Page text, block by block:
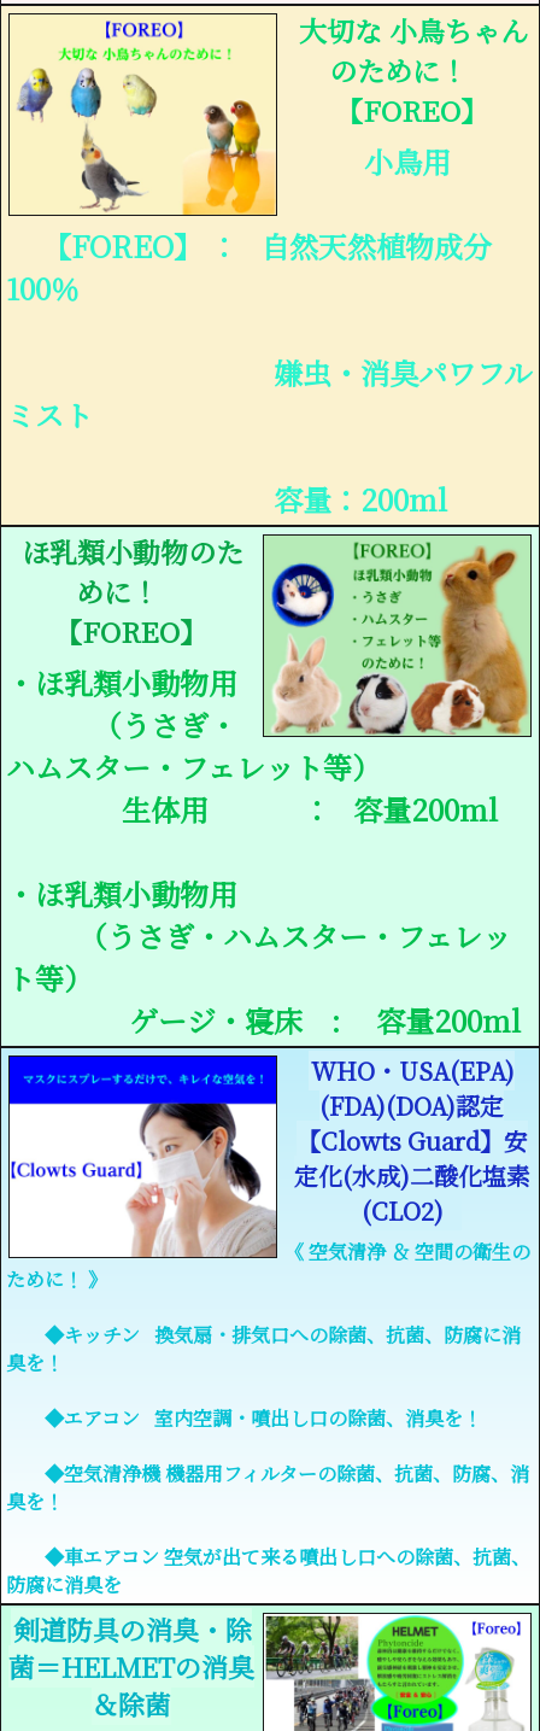
大切な 小鳥ちゃん
のために！
【FOREO】
小鳥用
【FOREO】 ： 自然天然植物成分
100％
嫌虫・消臭パワフル
ミスト
容量：200ml
ほ乳類小動物のた
めに！
【FOREO】
・ほ乳類小動物用
（うさぎ・
ハムスター・フェレット等）
生体用 ： 容量200ml
・ほ乳類小動物用
（うさぎ・ハムスター・フェレッ
ト等）
ゲージ・寝床 : 容量200ml
WHO・USA(EPA)
(FDA)(DOA)認定
【Clowts Guard】安
定化(水成)二酸化塩素
(CLO2)
《 空気清浄 ＆ 空間の衛生の
ために！ 》
◆キッチン 換気扇・排気口への除菌、抗菌、防腐に消
臭を！
◆エアコン 室内空調・噴出し口の除菌、消臭を！
◆空気清浄機 機器用フィルターの除菌、抗菌、防腐、消
臭を！
◆車エアコン 空気が出て来る噴出し口への除菌、抗菌、
防腐に消臭を
剣道防具の消臭・除
菌＝HELMETの消臭
＆除菌